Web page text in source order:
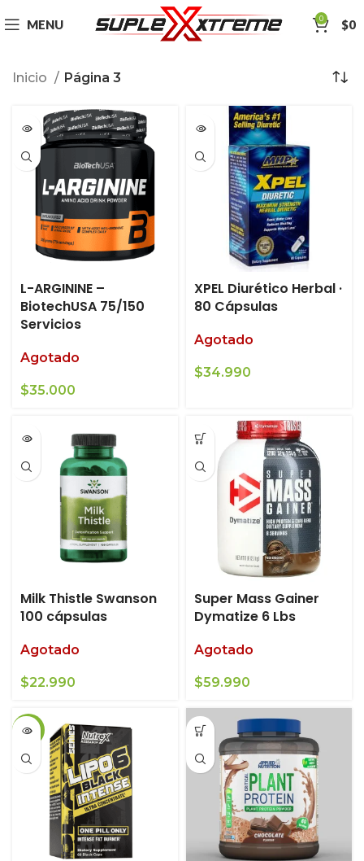
MENU 0 $0
Inicio Página 3
L-ARGININE –
BiotechUSA 75/150
Servicios
Agotado
$35.000
XPEL Diurético Herbal ·
80 Cápsulas
Agotado
$34.990
Milk Thistle Swanson
100 cápsulas
Agotado
$22.990
Super Mass Gainer
Dymatize 6 Lbs
Agotado
$59.990
-6%